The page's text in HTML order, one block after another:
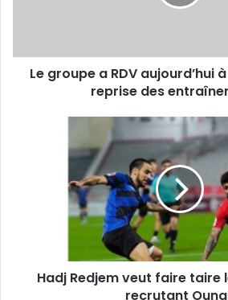
la
repriseLe groupe a RDV aujourd’hui
reprise des
OunasHadj Redjem veut faire taire
recrutant